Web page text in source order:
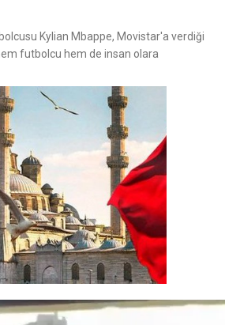
Kylian Mbappe, Movistar'a verdiği
futbolcu hem de insan olara